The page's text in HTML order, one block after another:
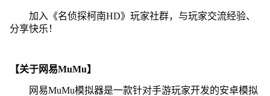
加入《名侦探柯南HD》玩家社群，与玩家交流经验、
分享快乐！
【关于网易MuMu】
网易MuMu模拟器是一款针对手游玩家开发的安卓模拟